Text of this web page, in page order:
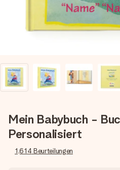
Mein Babybuch -
Personalisiert
1,614 Beurteilungen